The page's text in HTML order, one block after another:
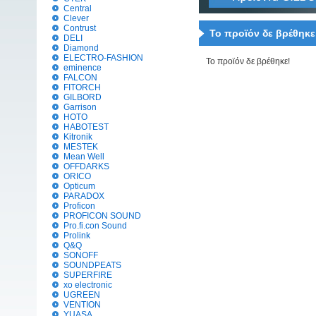
Το προϊόν δε
Το προϊόν δε βρέθηκε!
Central
Clever
Contrust
DELI
Diamond
ELECTRO-FASHION
eminence
FALCON
FITORCH
GILBORD
Garrison
HOTO
HABOTEST
Kitronik
MESTEK
Mean Well
OFFDARKS
ORICO
Opticum
PARADOX
Proficon
PROFICON SOUND
Pro.fi.con Sound
Prolink
Q&Q
SONOFF
SOUNDPEATS
SUPERFIRE
xo electronic
UGREEN
VENTION